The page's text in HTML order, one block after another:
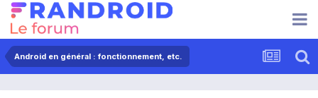
Android en général : fonctionnement, etc.